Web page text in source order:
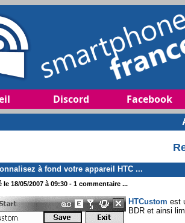
Discord Facebook
à fond votre appareil HTC ...
le 18/05/2007 à 09:30 - 1 commentaire ...
HTCustom est
BDR et ainsi